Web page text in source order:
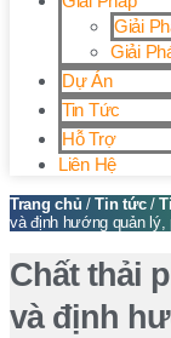
Giải
Giải
Dự Án
Tin Tức
Hỗ Trợ
Liên Hệ
Trang chủ /Tin tức/
và định hướng quản lý,
Chất thải
và định